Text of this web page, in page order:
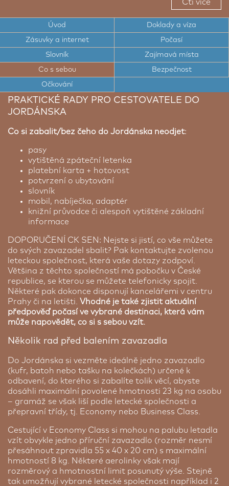
TOP ZAJÍMAVÁ MÍSTA JORDÁNSKA
CESTOVNÍ DOKLADY A VÍZA DO JORDÁNSKA
ELEKTRICKÉ ZÁSUVKY A INTERNET V
JORDÁNSKU
POČASÍ V JORDÁNSKU
STRUČNÝ SLOVNÍK ARABŠTINY
BEZPEČNOST V JORDÁNSKU
Čti více
Úvod Doklady a víza
Zásuvky a internet Počasí
Slovník Zajímavá místa
Co s sebou Bezpečnost
Očkování
PRAKTICKÉ RADY PRO CESTOVATELE DO
JORDÁNSKA
Co si zabalit/bez čeho do Jordánska neodjet:
pasy
vytištěná zpáteční letenka
platební karta + hotovost
potvrzení o ubytování
slovník
mobil, nabíječka, adaptér
knižní průvodce či alespoň vytištěné základní
informace
DOPORUČENÍ CK SEN: Nejste si jistí, co vše můžete
do svých zavazadel sbalit? Pak kontaktujte zvolenou
leteckou společnost, která vaše dotazy zodpoví.
Většina z těchto společností má pobočku v České
republice, se kterou se můžete telefonicky spojit.
Některé pak dokonce disponují kancelářemi v centru
Prahy či na letišti. Vhodné je také zjistit aktuální
předpověď počasí ve vybrané destinaci, která vám
může napovědět, co si s sebou vzít.
Několik rad před balením zavazadla
Do Jordánska si vezměte ideálně jedno zavazadlo
(kufr, batoh nebo tašku na kolečkách) určené k
odbavení, do kterého si zabalíte tolik věcí, abyste
dosáhli maximální povolené hmotnosti 23 kg na osobu
– gramáž se však liší podle letecké společnosti a
přepravní třídy, tj. Economy nebo Business Class.
Cestující v Economy Class si mohou na palubu letadla
vzít obvykle jedno příruční zavazadlo (rozměr nesmí
přesáhnout zpravidla 55 x 40 x 20 cm) s maximální
hmotností 8 kg. Některé aerolinky však mají
rozměrový a hmotnostní limit posunutý výše. Stejně
tak umožňují vybrané letecké společnosti například i 2